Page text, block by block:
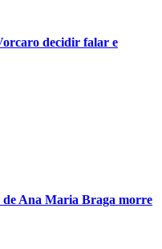
decidir falar e
de Ana Maria Braga morre